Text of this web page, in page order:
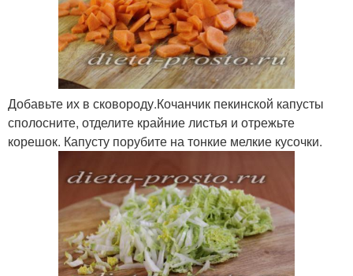
Добавьте их в сковороду.Кочанчик пекинской капусты
сполосните, отделите крайние листья и отрежьте
корешок. Капусту порубите на тонкие мелкие кусочки.